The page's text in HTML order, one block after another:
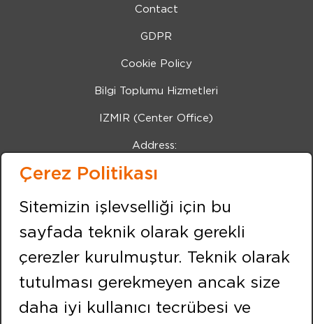
Çerez Politikası
Sitemizin işlevselliği için bu
sayfada teknik olarak gerekli
çerezler kurulmuştur. Teknik olarak
tutulması gerekmeyen ancak size
daha iyi kullanıcı tecrübesi ve
Contact
GDPR
Cookie Policy
Bilgi Toplumu Hizmetleri
IZMIR (Center Office)
Address:
Fax: +90 232 479 91 91